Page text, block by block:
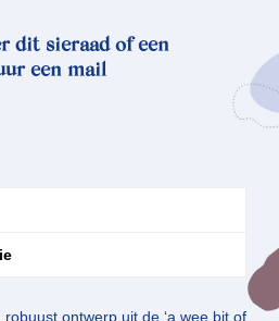
dit sieraad of een
een mail
robuust ontwerp uit de ‘a wee bit of